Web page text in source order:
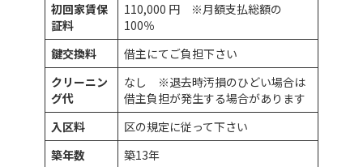
初回家賃保
証料
110,000 円 ※月額支払総額の
100％
鍵交換料
借主にてご負担下さい
クリーニン
グ代
なし ※退去時汚損のひどい場合は
借主負担が発生する場合があります
入区料
区の規定に従って下さい
築年数
築13年